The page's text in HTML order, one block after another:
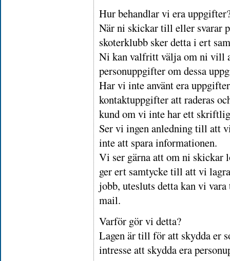
Hur behandlar vi era
När ni skickar till eller svarar
skoterklubb sker detta i ert
Ni kan valfritt välja om ni vill
personuppgifter om dessa
Har vi inte använt era
kontaktuppgifter att raderas
kund om vi inte har ett
Ser vi ingen anledning till att
inte att spara informationen.
Vi ser gärna att om ni
ger ert samtycke till att vi
jobb, utesluts detta kan vi
mail.
Varför gör vi detta?
Lagen är till för att skydda er
intresse att skydda era